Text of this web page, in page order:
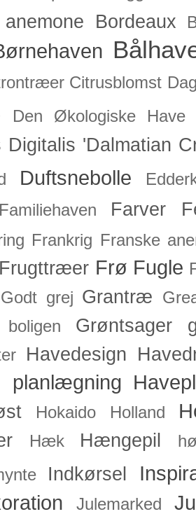
Bordeaux
Citrusblomst
Den Økologiske Have
Digitalis 'Dalmatian
Duftsnebolle
Familiehaven Farver
Frankrig
Franske
Frugttræer Frø Fugle
Godt grej Grantræ
Grøntsager
Havedesign
planlægning
Hokaido Holland
Hæk Hængepil
Indkørsel
Julemarked